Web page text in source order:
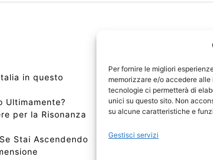
Per fornire le migliori
memorizzare e/o accedere
tecnologie ci permetterà di
unici su questo sito. Non
su alcune caratteristiche e
Gestisci servizi
in questo
Ultimamente?
per la Risonanza
Stai Ascendendo
Copyright 2026
Edizioni Web4Star
Chi Siamo:
📰 Contenuto Umano
Sitemap-